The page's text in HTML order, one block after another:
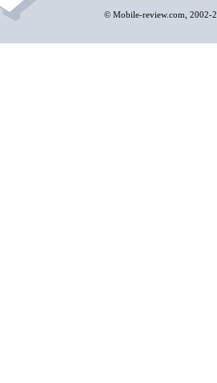
© Mobile-review.com, 2002-